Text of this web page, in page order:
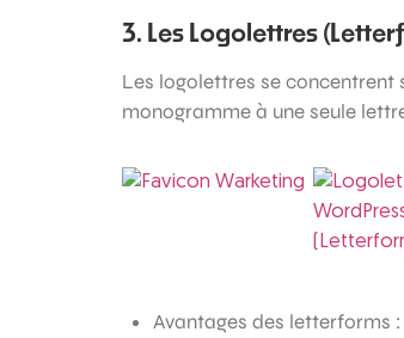
3. Les Logolettres
Les logolettres se concentrent
monogramme à une seule
Avantages des letterforms